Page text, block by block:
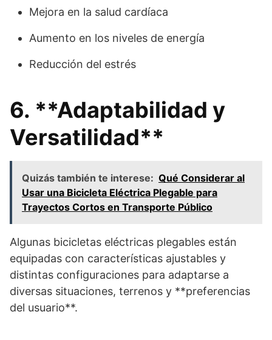
Mejora en la salud cardíaca
Aumento en los niveles de energía
Reducción del estrés
6. **Adaptabilidad y
Versatilidad**
Quizás también te interese: Qué Considerar al
Usar una Bicicleta Eléctrica Plegable para
Trayectos Cortos en Transporte Público
Algunas bicicletas eléctricas plegables están
equipadas con características ajustables y
distintas configuraciones para adaptarse a
diversas situaciones, terrenos y **preferencias
del usuario**.